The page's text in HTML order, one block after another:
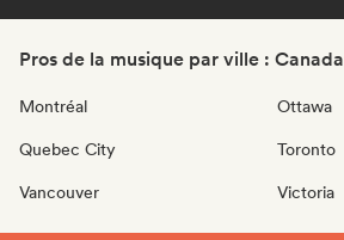
Pros de la musique par ville : Canada
Montréal Ottawa
Quebec City Toronto
Vancouver Victoria